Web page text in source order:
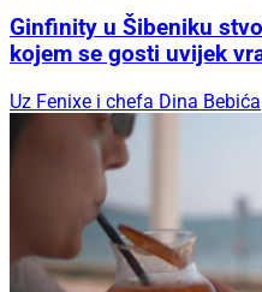
Ginfinity u Šibeniku
kojem se gosti uvijek
Uz Fenixe i chefa Dina Bebića